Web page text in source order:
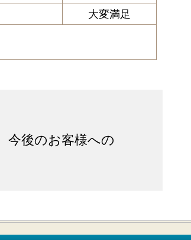
大変満足
今後のお客様への